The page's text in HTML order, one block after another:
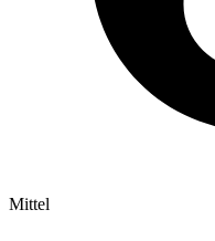
Mittel